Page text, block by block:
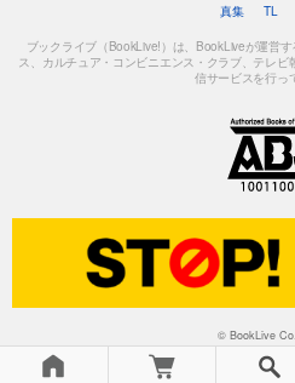
真集
TL
ブックライブ（BookLive!）は、BookLiveが運営
ス、カルチュア・コンビニエンス・クラブ、テレ
信サービスを行っ
© BookLive